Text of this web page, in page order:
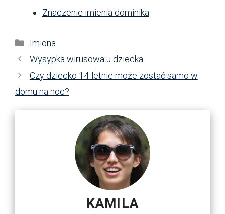
Znaczenie imienia dominika
Kategorie
Imiona
Wysypka wirusowa u dziecka
Czy dziecko 14-letnie może zostać samo w
domu na noc?
KAMILA